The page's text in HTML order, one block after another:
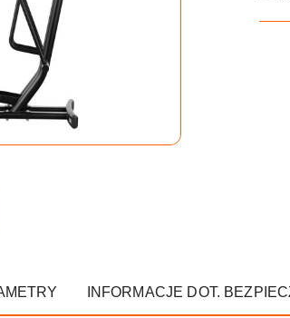
INFORMACJE DOT.